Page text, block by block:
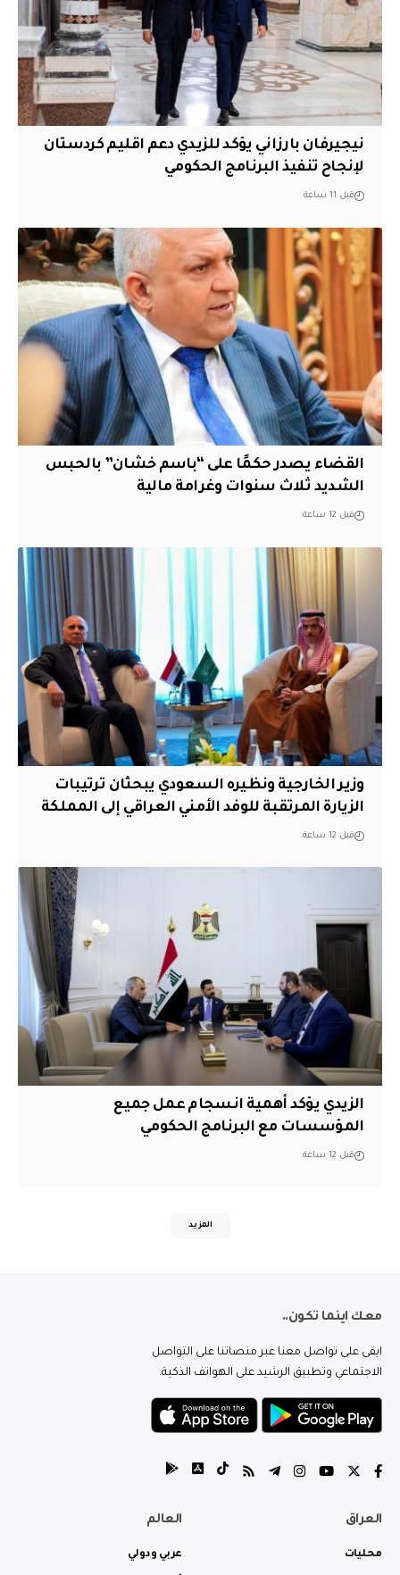
نيجيرفان بارزاني يؤكد للزيدي دعم اقليم ‏كردستان
لإنجاح تنفيذ البرنامج الحكومي
قبل 11 ساعة
القضاء يصدر حكمًا على “باسم خشان” بالحبس
الشديد ثلاث سنوات وغرامة مالية
قبل 12 ساعة
وزير الخارجية ونظيره السعودي يبحثان ترتيبات
الزيارة المرتقبة للوفد الأمني العراقي إلى المملكة
قبل 12 ساعة
الزيدي يؤكد أهمية انسجام عمل جميع
المؤسسات مع البرنامج الحكومي
قبل 12 ساعة
المزيد
معك اينما تكون..
ابقى على تواصل معنا عبر منصاتنا على التواصل
الاجتماعي وتطبيق الرشيد على الهواتف الذكية.
العراق
محليات
العالم
عربي ودولي